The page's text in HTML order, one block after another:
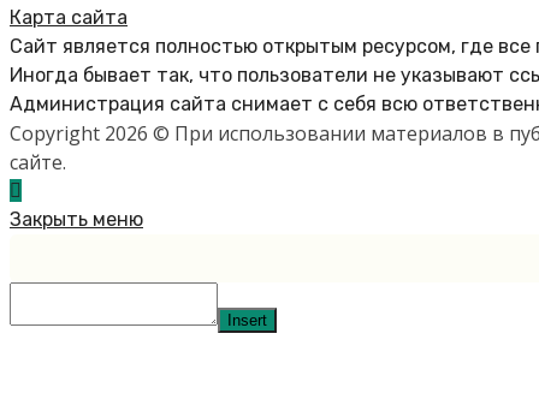
Карта сайта
Сайт является полностью открытым ресурсом, где
Иногда бывает так, что пользователи не указывают
Администрация сайта снимает с себя всю
Copyright 2026 © При использовании материалов в
сайте.
Закрыть меню
Insert